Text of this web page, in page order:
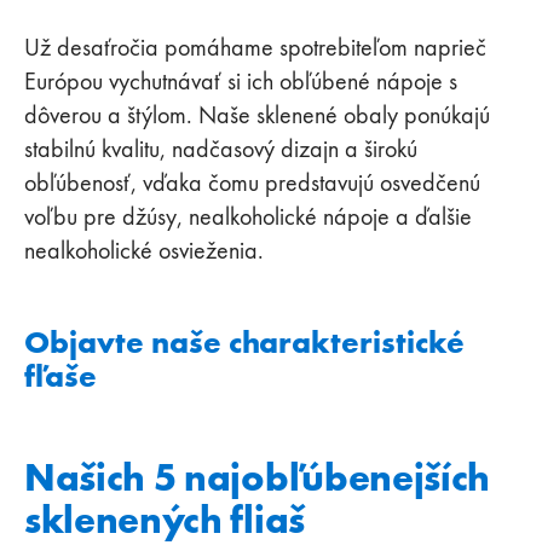
Už desaťročia pomáhame spotrebiteľom naprieč
Európou vychutnávať si ich obľúbené nápoje s
dôverou a štýlom. Naše sklenené obaly ponúkajú
stabilnú kvalitu, nadčasový dizajn a širokú
obľúbenosť, vďaka čomu predstavujú osvedčenú
voľbu pre džúsy, nealkoholické nápoje a ďalšie
nealkoholické osvieženia.
Objavte naše charakteristické
fľaše
Našich 5 najobľúbenejších
sklenených fliaš